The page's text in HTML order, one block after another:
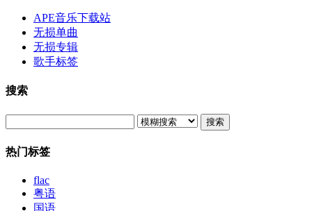
APE音乐下载站
无损单曲
无损专辑
歌手标签
搜索
搜索
热门标签
flac
粤语
国语